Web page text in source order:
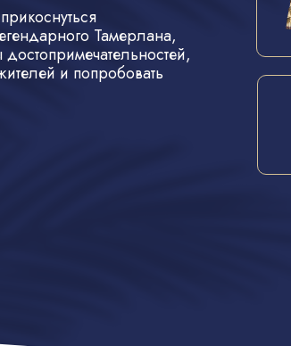
Тамерлана,
и попробовать